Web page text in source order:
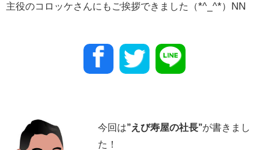
主役のコロッケさんにもご挨拶できました（*^_^*）NN
今回は”えび寿屋の社長”が書きまし
た！